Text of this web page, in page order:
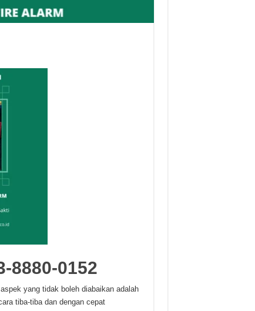
8880-0152
yang tidak boleh diabaikan adalah
tiba-tiba dan dengan cepat